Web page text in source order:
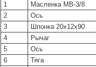
1
Масленка МВ-3/8
2
Ось
3
Шпонка 20х12х90
4
Рычаг
5
Ось
6
Тяга